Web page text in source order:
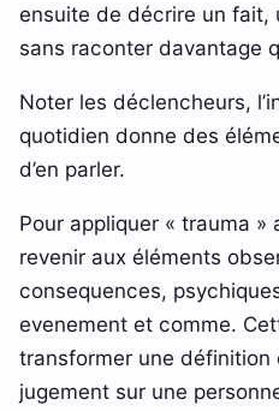
ensuite de décrire un fait,
sans raconter davantage
Noter les déclencheurs,
quotidien donne des
d’en parler.
Pour appliquer « trauma
revenir aux éléments
consequences,
evenement et comme.
transformer une
jugement sur une